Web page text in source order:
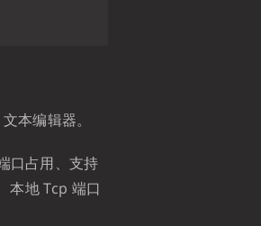
本编辑器。
口占用、支持
本地 Tcp 端口